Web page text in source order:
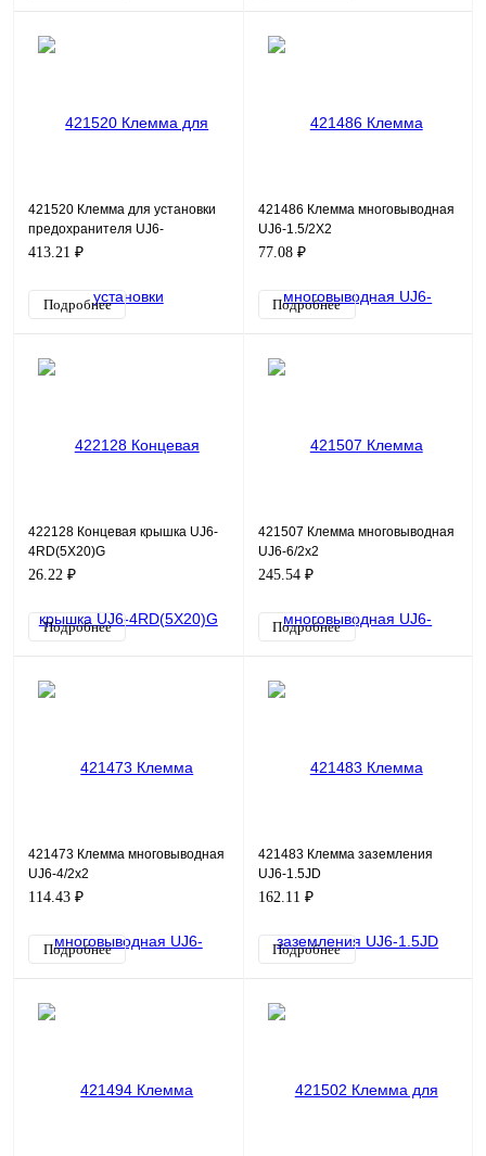
421520 Клемма для установки
предохранителя UJ6-
4RDX/24(5X20)
413.21 ₽
Подробнее
421486 Клемма многовыводная
UJ6-1.5/2X2
77.08 ₽
Подробнее
422128 Концевая крышка UJ6-
4RD(5X20)G
26.22 ₽
Подробнее
421507 Клемма многовыводная
UJ6-6/2x2
245.54 ₽
Подробнее
421473 Клемма многовыводная
UJ6-4/2x2
114.43 ₽
Подробнее
421483 Клемма заземления
UJ6-1.5JD
162.11 ₽
Подробнее